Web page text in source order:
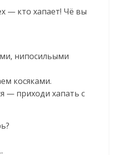
— кто хапает! Чё вы
нипосильыми
косяками.
— приходи хапать с